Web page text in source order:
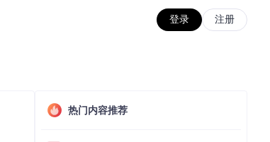
登录 注册
热门内容推荐